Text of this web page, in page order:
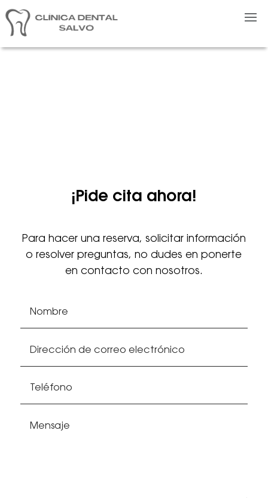
¡Pide cita ahora!
Para hacer una reserva, solicitar información
o resolver preguntas, no dudes en ponerte
en contacto con nosotros.